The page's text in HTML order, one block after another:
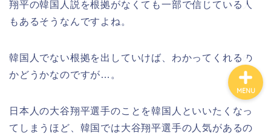
翔平の韓国人説を根拠がなくても一部で信じている人
もあるそうなんですよね。
韓国人でない根拠を出していけば、わかってくれるの
かどうかなのですが…。
日本人の大谷翔平選手のことを韓国人といいたくなっ
てしまうほど、韓国では大谷翔平選手の人気があるの
MENU
お問い合わせ